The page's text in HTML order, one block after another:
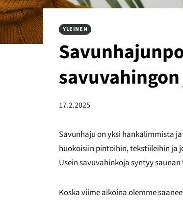
YLEINEN
17.2.2025
Savunhaju on yksi hankalimmista
huokoisiin pintoihin, tekstiileihin ja
Usein savuvahinkoja syntyy
Koska viime aikoina olemme